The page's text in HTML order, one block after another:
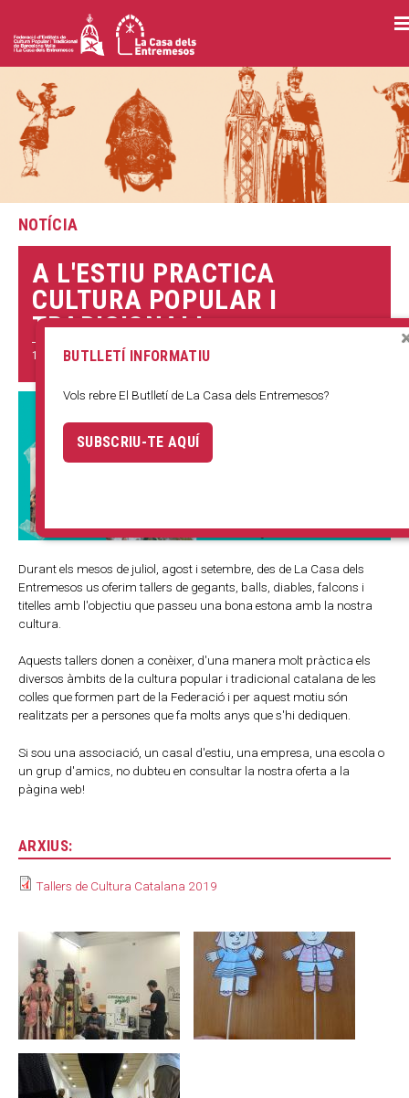
Vés
al
NOTÍCIA
​A L'ESTIU PRACTICA
CULTURA POPULAR I
TRADICIONAL!
12 JUNY 2019
Durant els mesos de juliol, agost i setembre, des de La Casa dels
Entremesos us oferim tallers de gegants, balls, diables, falcons i
titelles amb l'objectiu que passeu una bona estona amb la nostra
cultura.
Aquests tallers donen a conèixer, d'una manera molt pràctica els
diversos àmbits de la cultura popular i tradicional catalana de les
colles que formen part de la Federació i per aquest motiu són
realitzats per a persones que fa molts anys que s'hi dediquen.
Si sou una associació, un casal d'estiu, una empresa, una escola o
un grup d'amics, no dubteu en consultar la nostra oferta a la
pàgina web!
ARXIUS:
Tallers de Cultura Catalana 2019
BUTLLETÍ INFORMATIU
Vols rebre El Butlletí de La Casa dels Entremesos?
SUBSCRIU-TE AQUÍ